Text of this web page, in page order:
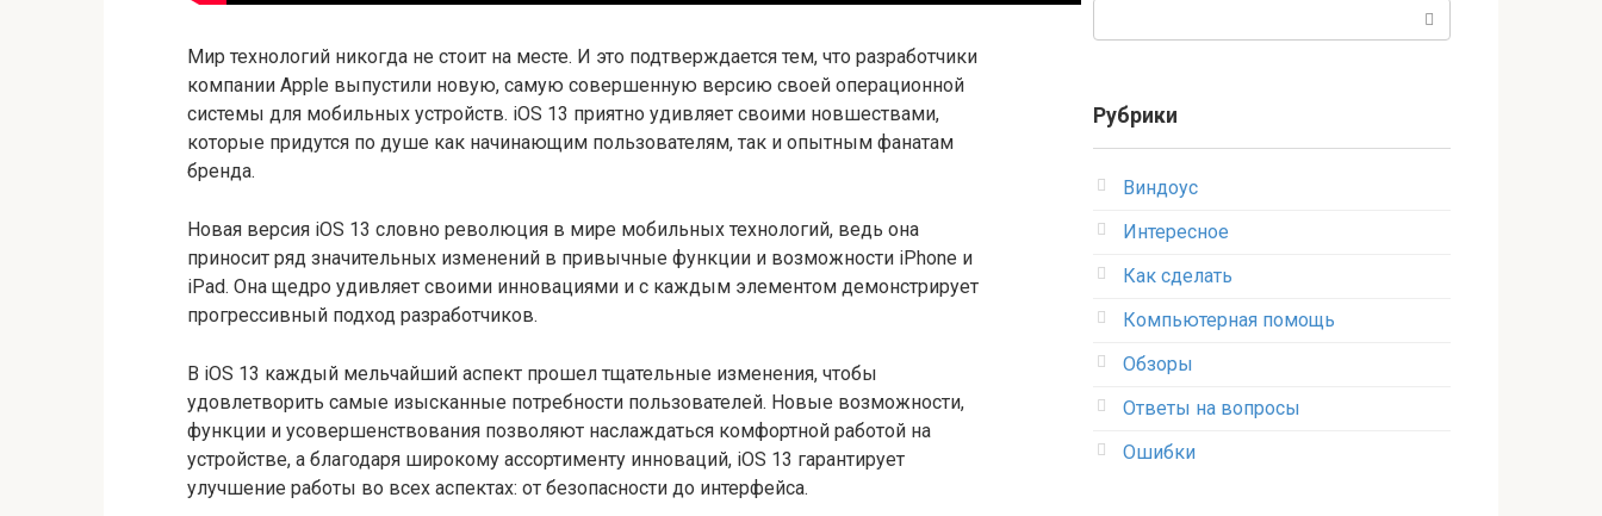
Мир технологий никогда не стоит на месте. И это подтверждается тем, что разработчики
компании Apple выпустили новую, самую совершенную версию своей операционной
системы для мобильных устройств. iOS 13 приятно удивляет своими новшествами,
которые придутся по душе как начинающим пользователям, так и опытным фанатам
бренда.
Новая версия iOS 13 словно революция в мире мобильных технологий, ведь она
приносит ряд значительных изменений в привычные функции и возможности iPhone и
iPad. Она щедро удивляет своими инновациями и с каждым элементом демонстрирует
прогрессивный подход разработчиков.
В iOS 13 каждый мельчайший аспект прошел тщательные изменения, чтобы
удовлетворить самые изысканные потребности пользователей. Новые возможности,
функции и усовершенствования позволяют наслаждаться комфортной работой на
устройстве, а благодаря широкому ассортименту инноваций, iOS 13 гарантирует
улучшение работы во всех аспектах: от безопасности до интерфейса.
Рубрики
Виндоус
Интересное
Как сделать
Компьютерная помощь
Обзоры
Ответы на вопросы
Ошибки